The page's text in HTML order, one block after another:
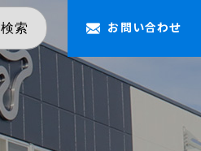
検索 お問い合わせ